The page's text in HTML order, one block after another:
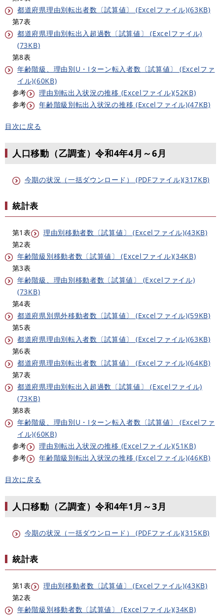
都道府県理由別転出者数〔試算値〕 (Excelファイル)(63KB)
第7表
都道府県理由別転出入超過数〔試算値〕 (Excelファイル)
(73KB)
第8表
年齢階級、理由別U・Iターン転入者数〔試算値〕 (Excelファ
イル)(60KB)
参考
理由別転出入状況の推移 (Excelファイル)(52KB)
参考
年齢階級別転出入状況の推移 (Excelファイル)(47KB)
目次に戻る
人口移動（乙調査）令和4年4月～6月
今期の状況（一括ダウンロード） (PDFファイル)(317KB)
統計表
第1表
理由別移動者数〔試算値〕 (Excelファイル)(43KB)
第2表
年齢階級別移動者数〔試算値〕 (Excelファイル)(34KB)
第3表
年齢階級、理由別移動者数〔試算値〕 (Excelファイル)
(73KB)
第4表
都道府県別県外移動者数〔試算値〕 (Excelファイル)(59KB)
第5表
都道府県理由別転入者数〔試算値〕 (Excelファイル)(63KB)
第6表
都道府県理由別転出者数〔試算値〕 (Excelファイル)(64KB)
第7表
都道府県理由別転出入超過数〔試算値〕 (Excelファイル)
(73KB)
第8表
年齢階級、理由別U・Iターン転入者数〔試算値〕 (Excelファ
イル)(60KB)
参考
理由別転出入状況の推移 (Excelファイル)(51KB)
参考
年齢階級別転出入状況の推移 (Excelファイル)(46KB)
目次に戻る
人口移動（乙調査）令和4年1月～3月
今期の状況（一括ダウンロード） (PDFファイル)(315KB)
統計表
第1表
理由別移動者数〔試算値〕 (Excelファイル)(43KB)
第2表
年齢階級別移動者数〔試算値〕 (Excelファイル)(34KB)